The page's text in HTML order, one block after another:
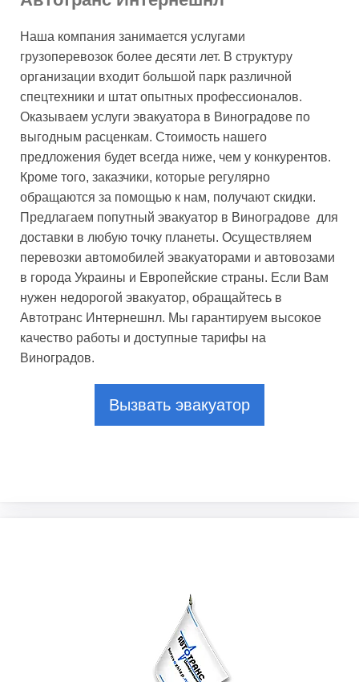
Наша компания занимается услугами
грузоперевозок более десяти лет. В структуру
организации входит большой парк различной
спецтехники и штат опытных профессионалов.
Оказываем услуги эвакуатора в Виноградове по
выгодным расценкам. Стоимость нашего
предложения будет всегда ниже, чем у конкурентов.
Кроме того, заказчики, которые регулярно
обращаются за помощью к нам, получают скидки.
Предлагаем попутный эвакуатор в Виноградове для
доставки в любую точку планеты. Осуществляем
перевозки автомобилей эвакуаторами и автовозами
в города Украины и Европейские страны. Если Вам
нужен недорогой эвакуатор, обращайтесь в
Автотранс Интернешнл. Мы гарантируем высокое
качество работы и доступные тарифы на
Виноградов.
Вызвать эвакуатор